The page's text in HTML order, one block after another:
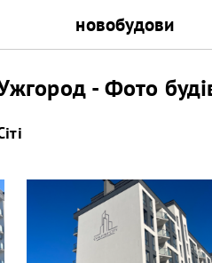
новобудови
- Фото